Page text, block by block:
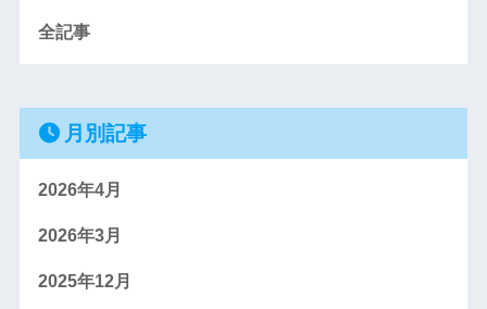
全記事
月別記事
2026年4月
2026年3月
2025年12月